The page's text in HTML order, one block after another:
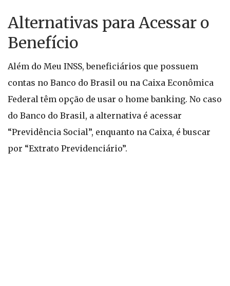
Alternativas para Acessar o
Benefício
Além do Meu INSS, beneficiários que possuem
contas no Banco do Brasil ou na Caixa Econômica
Federal têm opção de usar o home banking. No caso
do Banco do Brasil, a alternativa é acessar
“Previdência Social”, enquanto na Caixa, é buscar
por “Extrato Previdenciário”.